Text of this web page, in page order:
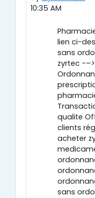
10:35 AM
lien ci-
sans
zyrtec -–>
qualite
clients
acheter
sans